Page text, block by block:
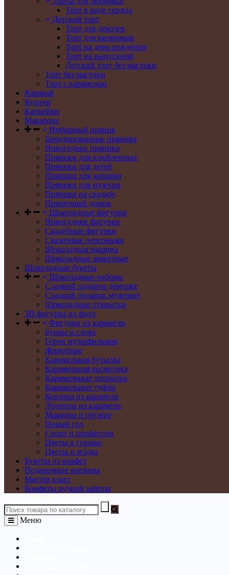
Торт в виде сердца
Детский торт
Торт для девочек
Торт для мальчиков
Торт на день рождения
Торт на выпускной
Детский торт без мастики
Торт без мастики
Торт с карамелью
Каравай
Куличи
Капкейки
Макаронс
Имбирный пряник
Брендированные пряники
Новогодние пряники
Пряники для влюбленных
Пряники для детей
Пряники для женщин
Пряники для мужчин
Пряники на свадьбу
Пряничный домик
Шоколадные фигурки
Новогодние фигурки
Свадебные фигурки
Сказочные персонажи
Шоколадная машина
Шоколадные животные
Шоколадные букеты
Шоколадные наборы
Сладкий подарок девушке
Сладкий подарок мужчине
Шоколадные открытки
3D фигурка по фото
Фигурки из карамели
Буквы и слова
Герои мультфильмов
Животные
Карамельная бутылка
Карамельная косметика
Карамельные открытки
Карамельные туфли
Корзина из карамели
Леденцы из карамели
Машины и оружие
Новый год
Спорт и профессии
Цветы в горшке
Цветы и ягоды
Букеты из конфет
Подарочные корзины
Мастер класс
Конфеты ручной работы
Меню